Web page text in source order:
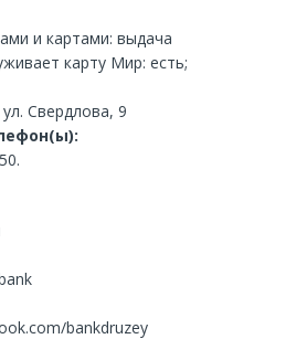
и картами: выдача
карту Мир: есть;
Свердлова, 9
bankdruzey